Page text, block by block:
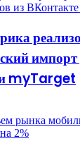
импорт
myTarget